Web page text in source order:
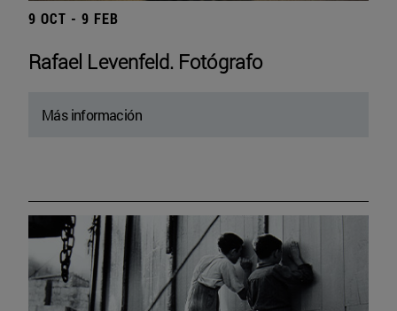
9 OCT - 9 FEB
Rafael Levenfeld. Fotógrafo
Más información